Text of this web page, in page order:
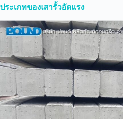
ประเภทของเสารั้วอัดแรง